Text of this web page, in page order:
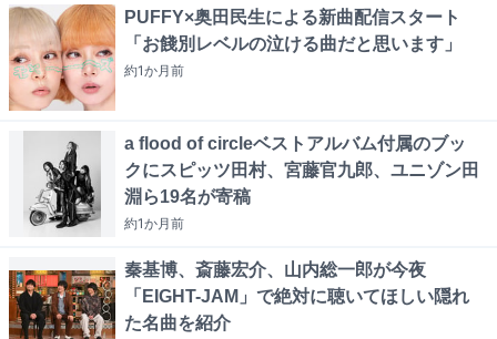
PUFFY×奥田民生による新曲配信スタート
「お餞別レベルの泣ける曲だと思います」
約1か月前
a flood of circleベストアルバム付属のブッ
クにスピッツ田村、宮藤官九郎、ユニゾン田
淵ら19名が寄稿
約1か月前
秦基博、斎藤宏介、山内総一郎が今夜
「EIGHT-JAM」で絶対に聴いてほしい隠れ
た名曲を紹介